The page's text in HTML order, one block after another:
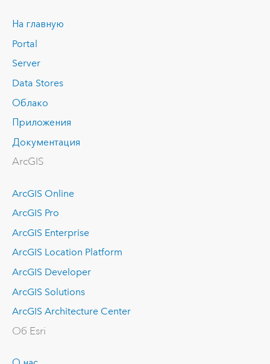
На главную
Portal
Server
Data Stores
Облако
Приложения
Документация
ArcGIS
ArcGIS Online
ArcGIS Pro
ArcGIS Enterprise
ArcGIS Location Platform
ArcGIS Developer
ArcGIS Solutions
ArcGIS Architecture Center
Об Esri